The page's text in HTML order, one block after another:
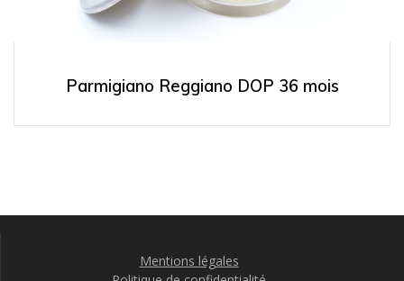
Parmigiano Reggiano DOP 36 mois
Mentions légales